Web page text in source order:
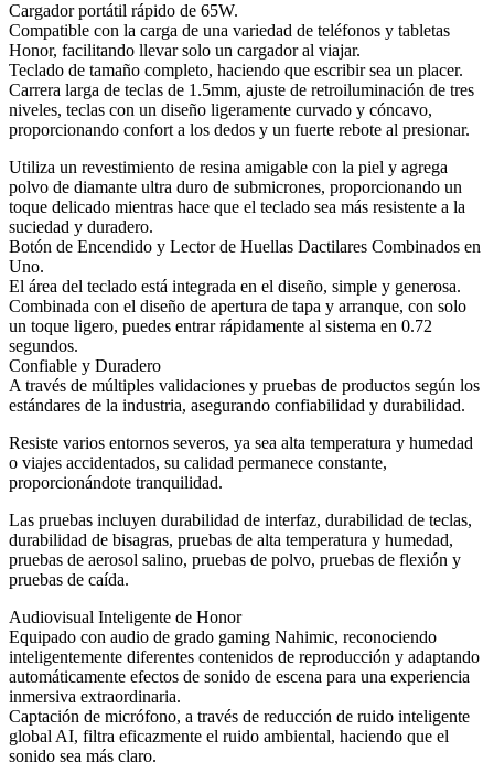
Cargador portátil rápido de 65W.
Compatible con la carga de una variedad de teléfonos y tabletas
Honor, facilitando llevar solo un cargador al viajar.
Teclado de tamaño completo, haciendo que escribir sea un placer.
Carrera larga de teclas de 1.5mm, ajuste de retroiluminación de tres
niveles, teclas con un diseño ligeramente curvado y cóncavo,
proporcionando confort a los dedos y un fuerte rebote al presionar.
Utiliza un revestimiento de resina amigable con la piel y agrega
polvo de diamante ultra duro de submicrones, proporcionando un
toque delicado mientras hace que el teclado sea más resistente a la
suciedad y duradero.
Botón de Encendido y Lector de Huellas Dactilares Combinados en
Uno.
El área del teclado está integrada en el diseño, simple y generosa.
Combinada con el diseño de apertura de tapa y arranque, con solo
un toque ligero, puedes entrar rápidamente al sistema en 0.72
segundos.
Confiable y Duradero
A través de múltiples validaciones y pruebas de productos según los
estándares de la industria, asegurando confiabilidad y durabilidad.
Resiste varios entornos severos, ya sea alta temperatura y humedad
o viajes accidentados, su calidad permanece constante,
proporcionándote tranquilidad.
Las pruebas incluyen durabilidad de interfaz, durabilidad de teclas,
durabilidad de bisagras, pruebas de alta temperatura y humedad,
pruebas de aerosol salino, pruebas de polvo, pruebas de flexión y
pruebas de caída.
Audiovisual Inteligente de Honor
Equipado con audio de grado gaming Nahimic, reconociendo
inteligentemente diferentes contenidos de reproducción y adaptando
automáticamente efectos de sonido de escena para una experiencia
inmersiva extraordinaria.
Captación de micrófono, a través de reducción de ruido inteligente
global AI, filtra eficazmente el ruido ambiental, haciendo que el
sonido sea más claro.